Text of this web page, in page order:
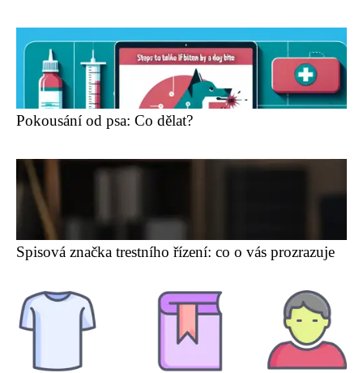
Pokousání od psa: Co dělat?
Spisová značka trestního řízení: co o vás prozrazuje